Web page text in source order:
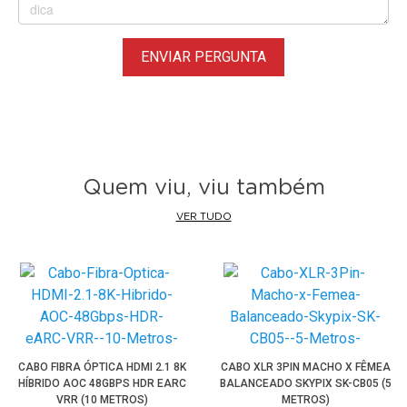
ENVIAR PERGUNTA
Quem viu, viu também
VER TUDO
CABO FIBRA ÓPTICA HDMI 2.1 8K
HÍBRIDO AOC 48GBPS HDR EARC
VRR (10 METROS)
CABO XLR 3PIN MACHO X FÊMEA
BALANCEADO SKYPIX SK-CB05 (5
METROS)